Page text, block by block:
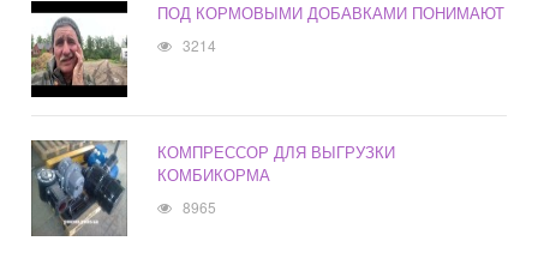
ПОД КОРМОВЫМИ ДОБАВКАМИ ПОНИМАЮТ
3214
КОМПРЕССОР ДЛЯ ВЫГРУЗКИ
КОМБИКОРМА
8965